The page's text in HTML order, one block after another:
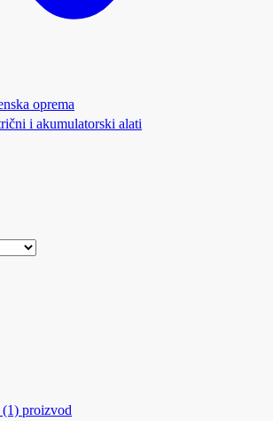
oprema
i akumulatorski alati
(1) proizvod